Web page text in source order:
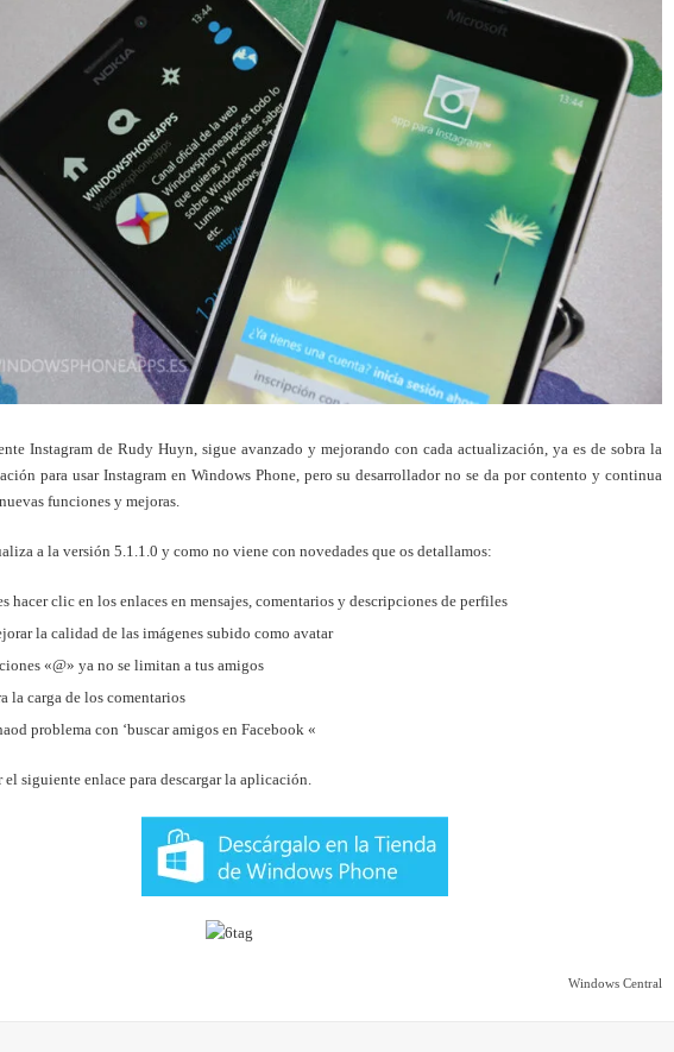
Instagram de Rudy Huyn, sigue avanzado y mejorando con cada actualización, ya es de sobra la
para usar Instagram en Windows Phone, pero su desarrollador no se da por contento y continua
funciones y mejoras.
a la versión 5.1.1.0 y como no viene con novedades que os detallamos:
hacer clic en los enlaces en mensajes, comentarios y descripciones de perfiles
la calidad de las imágenes subido como avatar
«@» ya no se limitan a tus amigos
la carga de los comentarios
problema con ‘buscar amigos en Facebook «
el siguiente enlace para descargar la aplicación.
Windows Central